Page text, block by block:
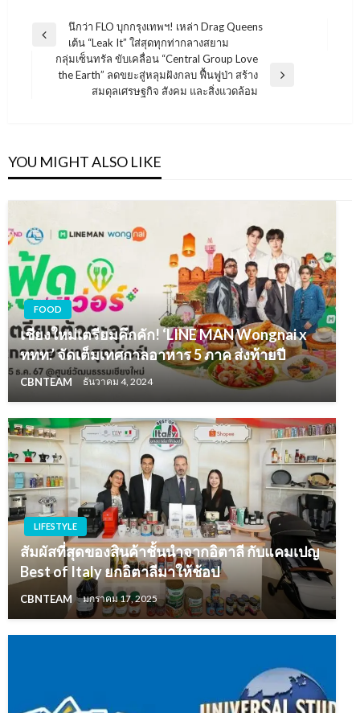
แนะแนว
เรื่อง
Previous
นึกว่า FLO บุกกรุงเทพฯ! เหล่า Drag Queens
เต้น “Leak It” ใส่สุดทุกท่ากลางสยาม
Next
กลุ่มเซ็นทรัล ขับเคลื่อน “Central Group Love
the Earth” ลดขยะสู่หลุมฝังกลบ ฟื้นฟูป่า สร้าง
สมดุลเศรษฐกิจ สังคม และสิ่งแวดล้อม
YOU MIGHT ALSO LIKE
FOOD
เชียงใหม่เตรียมคึกคัก! ‘LINE MAN Wongnai x
ททท.’ จัดเต็มเทศกาลอาหาร 5 ภาค ส่งท้ายปี
CBNTEAM ธันวาคม 4, 2024
LIFESTYLE
สัมผัสที่สุดของสินค้าชั้นนำจากอิตาลี กับแคมเปญ
Best of Italy ยกอิตาลีมาให้ช้อป
CBNTEAM มกราคม 17, 2025